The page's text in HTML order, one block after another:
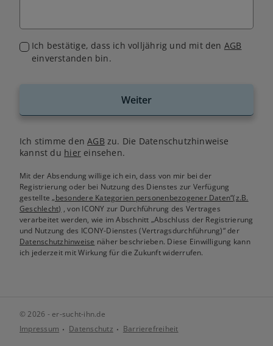
Ich bestätige, dass ich volljährig und mit den AGB
einverstanden bin.
Weiter
Ich stimme denAGB zu. Die Datenschutzhinweise
kannst du hiereinsehen.
Mit der Absendung willige ich ein, dass von mir bei der
Registrierung oder bei Nutzung des Dienstes zur Verfügung
gestellte„besondere Kategorien personenbezogener Daten“(z.B.
Geschlecht) , von ICONY zur Durchführung des Vertrages
verarbeitet werden, wie im Abschnitt „Abschluss der Registrierung
und Nutzung des ICONY-Dienstes (Vertragsdurchführung)“ der
Datenschutzhinweise näher beschrieben. Diese Einwilligung kann
ich jederzeit mit Wirkung für die Zukunft widerrufen.
© 2026 - er-sucht-ihn.de
Impressum
Datenschutz Barrierefreiheit